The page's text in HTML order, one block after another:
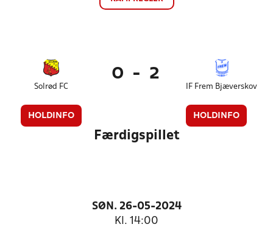
Solrød FC
HOLDINFO
0 - 2
IF Frem Bjæverskov
HOLDINFO
Færdigspillet
SØN. 26-05-2024
Kl. 14:00